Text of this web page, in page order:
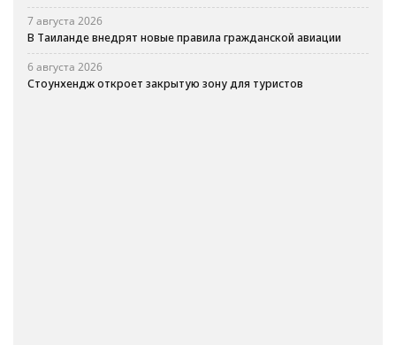
7 августа 2026
В Таиланде внедрят новые правила гражданской авиации
6 августа 2026
Стоунхендж откроет закрытую зону для туристов